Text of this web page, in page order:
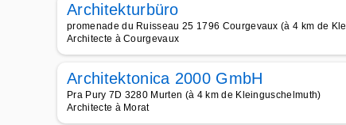
Architekturbüro
promenade du Ruisseau 25 1796 Courgevaux (à 4 km de
Architecte à Courgevaux
Architektonica 2000 GmbH
Pra Pury 7D 3280 Murten (à 4 km de Kleinguschelmuth)
Architecte à Morat